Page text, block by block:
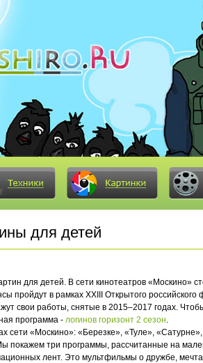
для детей
для детей. В сети кинотеатров «Москино»
пройдут в рамках XXIII Открытого
свои работы, снятые в 2015–2017 годах.
программа - логинов горизонт 2 сезон.
сети «Москино»: «Березке», «Туле»,
три программы, рассчитанные на
лент. Это мультфильмы о дружбе,